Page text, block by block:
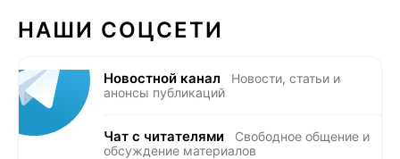
НАШИ СОЦСЕТИ
Новостной канал
Новости, статьи и
анонсы публикаций
Чат с читателями
Свободное общение и
обсуждение материалов